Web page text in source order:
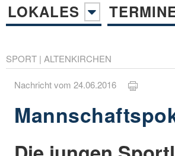
LOKALES
SPORT | ALTENKIRCHEN
Nachricht vom 24.06.2016